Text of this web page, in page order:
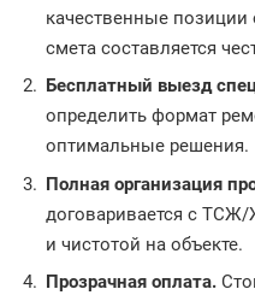
качественные
смета составляется
Бесплатный выезд
определить формат
оптимальные решения.
Полная организация
договаривается с
и чистотой на объекте.
Прозрачная оплата.